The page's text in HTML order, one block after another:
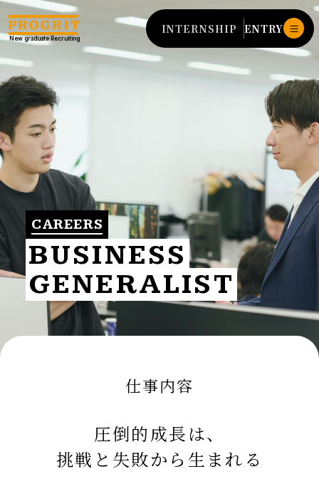
New graduate Recruiting
INTERNSHIP ENTRY
CAREERS
BUSINESS
GENERALIST
仕事内容
圧倒的成長は、
挑戦と失敗から生まれる